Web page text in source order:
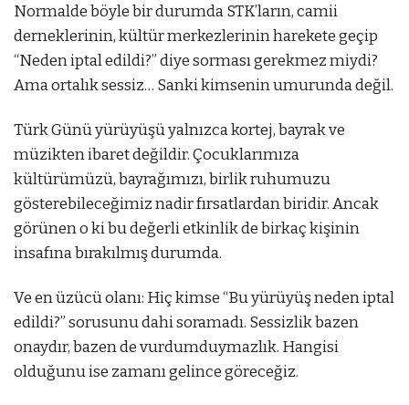
Normalde böyle bir durumda STK’ların, camii
derneklerinin, kültür merkezlerinin harekete geçip
“Neden iptal edildi?” diye sorması gerekmez miydi?
Ama ortalık sessiz… Sanki kimsenin umurunda değil.
Türk Günü yürüyüşü yalnızca kortej, bayrak ve
müzikten ibaret değildir. Çocuklarımıza
kültürümüzü, bayrağımızı, birlik ruhumuzu
gösterebileceğimiz nadir fırsatlardan biridir. Ancak
görünen o ki bu değerli etkinlik de birkaç kişinin
insafına bırakılmış durumda.
Ve en üzücü olanı: Hiç kimse “Bu yürüyüş neden iptal
edildi?” sorusunu dahi soramadı. Sessizlik bazen
onaydır, bazen de vurdumduymazlık. Hangisi
olduğunu ise zamanı gelince göreceğiz.